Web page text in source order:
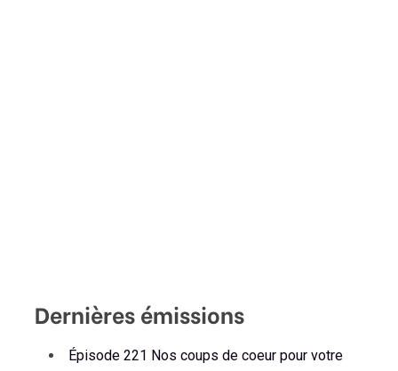
Dernières émissions
Épisode 221 Nos coups de coeur pour votre